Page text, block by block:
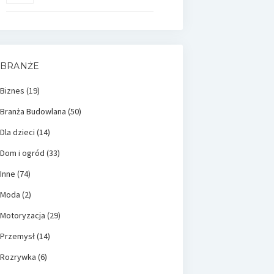
BRANŻE
Biznes (19)
Branża Budowlana (50)
Dla dzieci (14)
Dom i ogród (33)
Inne (74)
Moda (2)
Motoryzacja (29)
Przemysł(14)
Rozrywka (6)